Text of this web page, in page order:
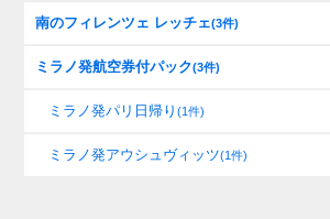
南のフィレンツェ レッチェ(3件)
ミラノ発航空券付パック(3件)
ミラノ発パリ日帰り(1件)
ミラノ発アウシュヴィッツ(1件)